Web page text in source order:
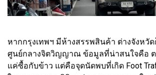
หากกรุงเทพฯ มีห้างสรรพสินค้า ต่างจังหวั
ศูนย์กลางจิตวิญญาณ ข้อมูลที่น่าสนใจคือ ต
แค่ซื้อกับข้าว แต่คือจุดนัดพบที่เกิด Foot